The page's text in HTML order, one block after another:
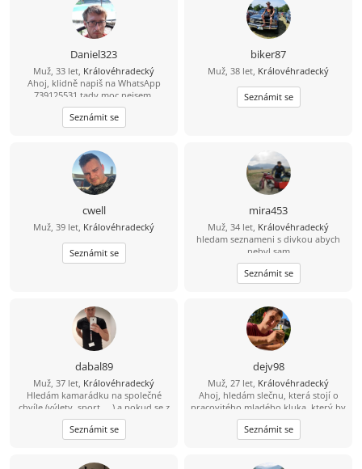
Daniel323
Muž, 33 let, Královéhradecký
Ahoj, klidně napiš na WhatsApp
739125531 tady moc nejsem.
Seznámit se
biker87
Muž, 38 let, Královéhradecký
Seznámit se
cwell
Muž, 39 let, Královéhradecký
Seznámit se
mira453
Muž, 34 let, Královéhradecký
hledam seznameni s divkou abych
nebyl sam
Seznámit se
dabal89
Muž, 37 let, Královéhradecký
Hledám kamarádku na společné
chvíle (výlety, sport, ...) a pokud se z
toho vyklube něco víc, budu velmi
rád ... :-)
Seznámit se
dejv98
Muž, 27 let, Královéhradecký
Ahoj, hledám slečnu, která stojí o
pracovitého mladého kluka, který by
rád poznal milou, pracovitou
polovičku, pracuji v zemědělství,
takže bych byl rád, kdyby tolerovala
Seznámit se